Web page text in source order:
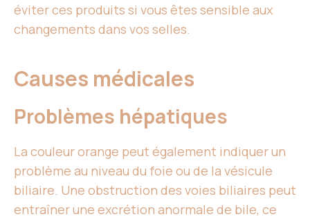
éviter ces produits si vous êtes sensible aux
changements dans vos selles.
Causes médicales
Problèmes hépatiques
La couleur orange peut également indiquer un
problème au niveau du foie ou de la vésicule
biliaire. Une obstruction des voies biliaires peut
entraîner une excrétion anormale de bile, ce